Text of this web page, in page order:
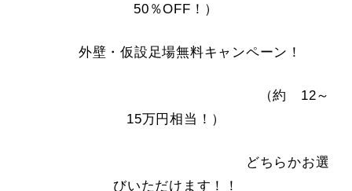
50％OFF！）
外壁・仮設足場無料キャンペーン！
（約 12～
15万円相当！）
どちらかお選
びいただけます！！